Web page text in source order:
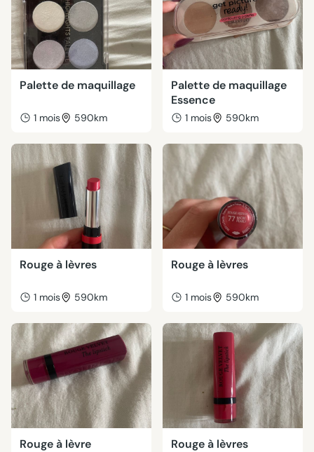
Palette de maquillage
1 mois 590km
Palette de maquillage
Essence
1 mois 590km
Rouge à lèvres
1 mois 590km
Rouge à lèvres
1 mois 590km
Rouge à lèvre Rouge à lèvres